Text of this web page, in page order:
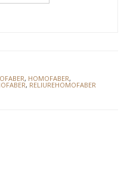
, HOMOFABER,
, RELIUREHOMOFABER